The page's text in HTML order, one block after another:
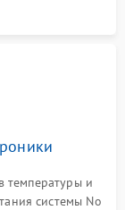
температуры и
системы No